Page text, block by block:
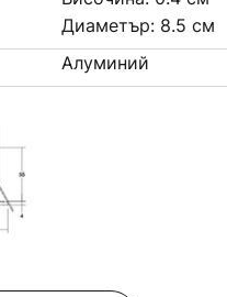
Диаметър: 8.5 см
Алуминий